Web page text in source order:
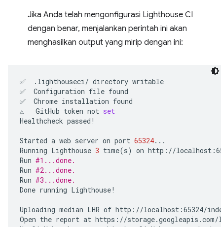
Jika Anda telah mengonfigurasi Lighthouse CI
dengan benar, menjalankan perintah ini akan
menghasilkan output yang mirip dengan ini:
✅ .lighthouseci/ directory writable
✅
Configuration file found
✅
Chrome installation found
⚠️
GitHub token not set
Healthcheck passed!
Started a web server on port 65324...
Running Lighthouse 3 time(s) on http://
Run #1...done.
Run #2...done.
Run #3...done.
Done running Lighthouse!
Uploading median LHR of http://localhost:65324/
Open the report at https://storage.googleapis.com/